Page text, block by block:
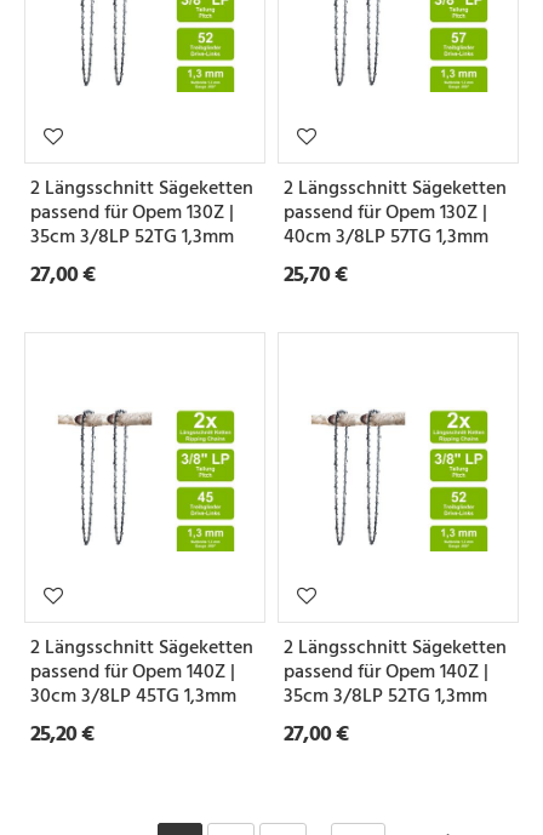
2 Längsschnitt Sägeketten
passend für Opem 130Z |
35cm 3/8LP 52TG 1,3mm
27,00 €
2 Längsschnitt Sägeketten
passend für Opem 130Z |
40cm 3/8LP 57TG 1,3mm
25,70 €
2 Längsschnitt Sägeketten
passend für Opem 140Z |
30cm 3/8LP 45TG 1,3mm
25,20 €
2 Längsschnitt Sägeketten
passend für Opem 140Z |
35cm 3/8LP 52TG 1,3mm
27,00 €